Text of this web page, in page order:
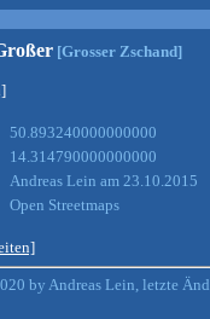
[Grosser Zschand]
50.893240000000000
14.314790000000000
Andreas Lein am 23.10.2015
Open Streetmaps
by Andreas Lein, letzte